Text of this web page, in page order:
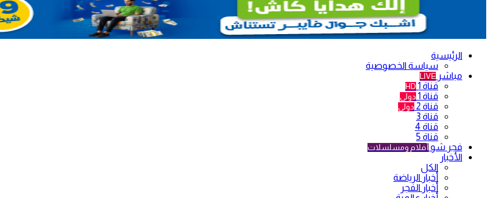
الرئيسية
سياسة الخصوصية
مباشر LIVE
قناة 1 HD
قناة 1 دولي
قناة 2 دولي
قناة 3
قناة 4
قناة 5
فجر شو أفلام ومسلسلات
الأخبار
الكل
أخبار الرياضة
أخبار الفجر